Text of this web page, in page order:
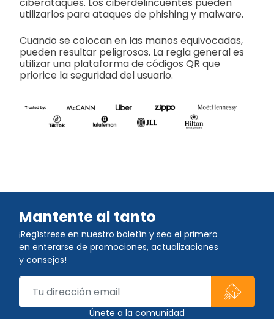
utilizarlos para ataques de phishing y malware.
Cuando se colocan en las manos equivocadas,
pueden resultar peligrosos. La regla general es
utilizar una plataforma de códigos QR que
priorice la seguridad del usuario.
Mantente al tanto
¡Regístrese en nuestro boletín y sea el primero
en enterarse de promociones, actualizaciones
y consejos!
Únete a la comunidad